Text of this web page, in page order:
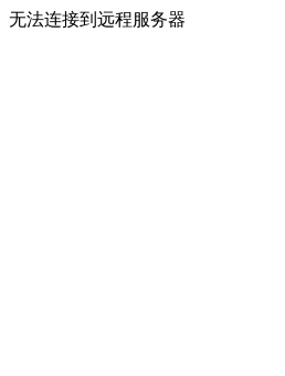
无法连接到远程服务器